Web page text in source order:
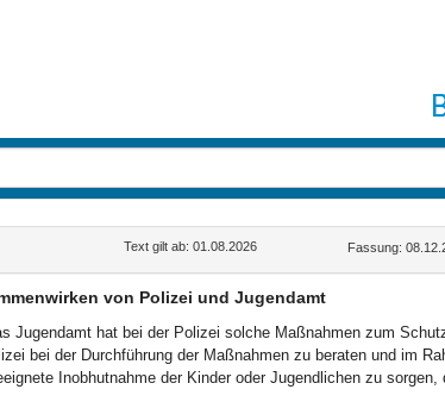
Text gilt ab: 01.08.2026 Fassung:
von Polizei und Jugendamt
Jugendamt hat bei der Polizei solche Maßnahmen zum
bei der Durchführung der Maßnahmen zu beraten und im
Inobhutnahme der Kinder oder Jugendlichen zu